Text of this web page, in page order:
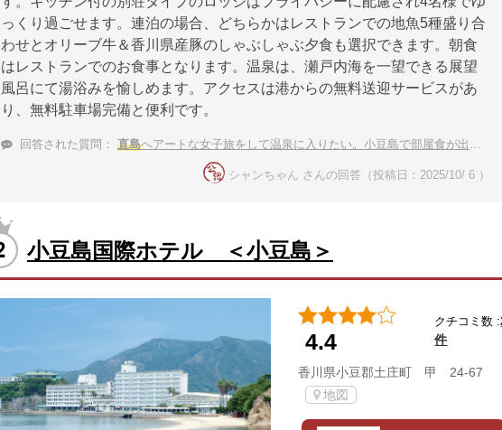
っくり過ごせます。連泊の場合、どちらかはレストランでの地魚5種盛り合
わせとオリーブ牛＆香川県産豚のしゃぶしゃぶ夕食も選択できます。朝食
はレストランでのお食事となります。温泉は、瀬戸内海を一望できる展望
風呂にて湯浴みを愉しめます。アクセスは港からの無料送迎サービスがあ
り、無料駐車場完備と便利です。
回答された質問： 直島へアートな女子旅をして温泉に入りたい。小豆島で部屋食が出来るホテルや旅館を教えて
シャンちゃん さんの回答（投稿日：2025/10/ 6 ）
小豆島国際ホテル ＜小豆島＞
4.4
クチコミ数 :
件
香川県小豆郡土庄町 甲 24-67
地図